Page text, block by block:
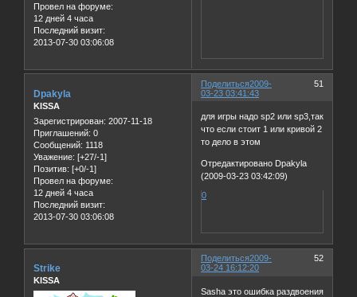
Провел на форуме:
12 дней 4 часа
Последний визит:
2013-07-30 03:06:08
Поделиться 51
2009-
03-23 03:41:43
Dpakyla
KISSA
Зарегистрирован: 2007-11-18
Приглашений: 0
Сообщений: 1118
Уважение: [+27/-1]
Позитив: [+0/-1]
Провел на форуме:
12 дней 4 часа
Последний визит:
2013-07-30 03:06:08
для игры надо sр2 или sр3,так
что если стоит 1 или кривой 2
то дело в этом
Отредактировано Dpakyla
(2009-03-23 03:42:09)
0
Поделиться 52
2009-
03-24 16:12:20
Strike
KISSA
Sasha это ошибка раздвоения